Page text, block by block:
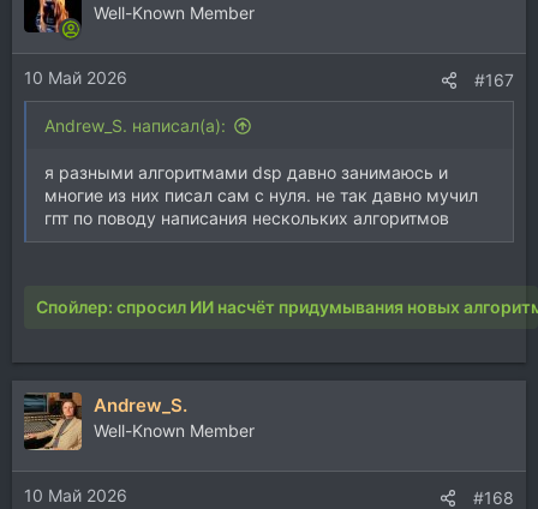
и
и
:
Well-Known Member
10 Май 2026 #167
Andrew_S. написал(а):
я разными алгоритмами dsp давно занимаюсь и
многие из них писал сам с нуля. не так давно мучил
гпт по поводу написания нескольких алгоритмов
Спойлер: спросил ИИ насчёт придумывания новых
Andrew_S.
Well-Known Member
10 Май 2026 #168